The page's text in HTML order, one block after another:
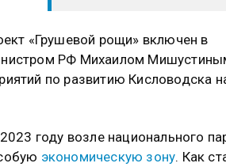
«Грушевой рощи» включен в
РФ Михаилом
по развитию Кисловодска
году возле национального
экономическую зону. Как